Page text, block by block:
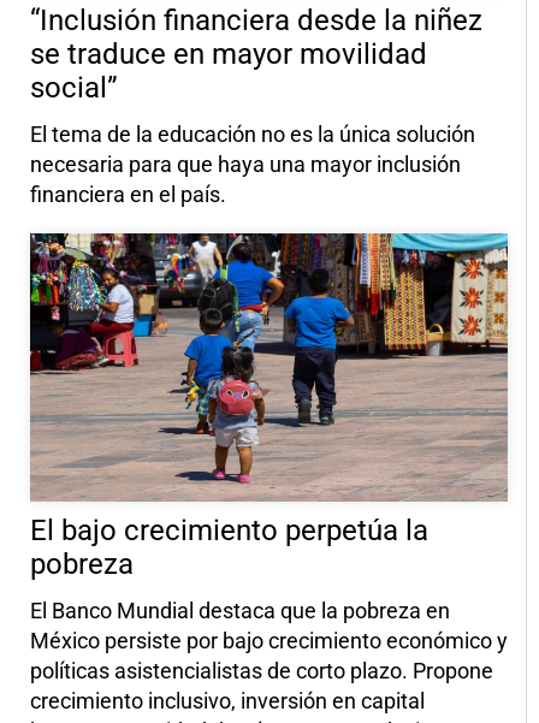
“Inclusión financiera desde la niñez
se traduce en mayor movilidad
social”
El tema de la educación no es la única solución
necesaria para que haya una mayor inclusión
financiera en el país.
El bajo crecimiento perpetúa la
pobreza
El Banco Mundial destaca que la pobreza en
México persiste por bajo crecimiento económico y
políticas asistencialistas de corto plazo. Propone
crecimiento inclusivo, inversión en capital